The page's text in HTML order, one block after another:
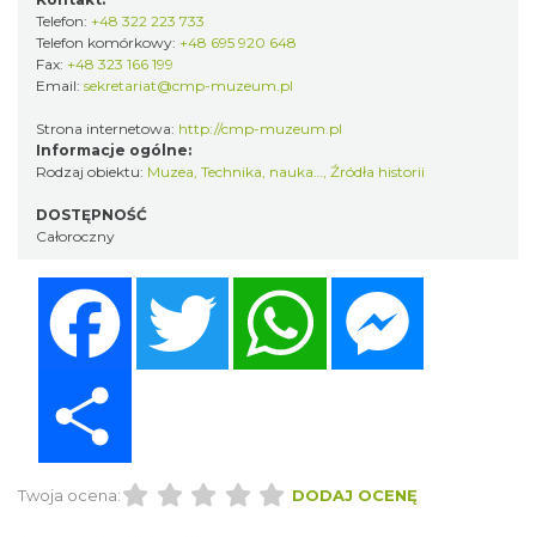
Telefon: +48 322 223 733
Telefon komórkowy: +48 695 920 648
Fax: +48 323 166 199
Email: sekretariat@cmp-muzeum.pl
Strona internetowa: http://cmp-muzeum.pl
Informacje ogólne:
Rodzaj obiektu: Muzea Technika, nauka… Źródła historii
DOSTĘPNOŚĆ
Całoroczny
Twitter
Twoja ocena: DODAJ OCENĘ